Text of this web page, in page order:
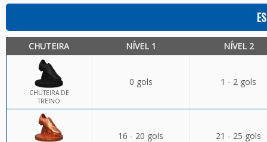
CHUTEIRA NÍVEL 1 NÍVEL 2
CHUTEIRA DE
TREINO
0 gols 1 - 2 gols
16 - 20 gols 21 - 25 gols